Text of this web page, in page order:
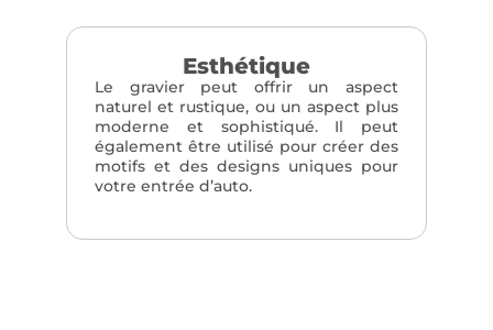
Esthétique
Le gravier peut offrir un aspect
naturel et rustique, ou un aspect plus
moderne et sophistiqué. Il peut
également être utilisé pour créer des
motifs et des designs uniques pour
votre entrée d’auto.